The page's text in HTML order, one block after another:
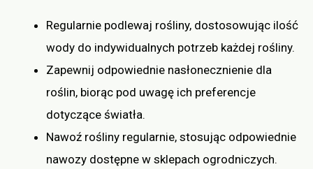
Regularnie podlewaj rośliny, dostosowując ilość
wody do indywidualnych potrzeb każdej rośliny.
Zapewnij odpowiednie nasłonecznienie dla
roślin, biorąc pod uwagę ich preferencje
dotyczące światła.
Nawoź rośliny regularnie, stosując odpowiednie
nawozy dostępne w sklepach ogrodniczych.